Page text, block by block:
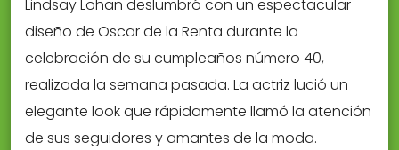
Lindsay Lohan deslumbró con un espectacular
diseño de Oscar de la Renta durante la
celebración de su cumpleaños número 40,
realizada la semana pasada. La actriz lució un
elegante look que rápidamente llamó la atención
de sus seguidores y amantes de la moda.